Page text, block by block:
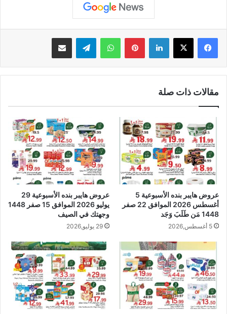
لينكدإن بينتيريستواتساب تيلقرام مشاركة عبر البريد
مقالات ذات صلة
عروض هايبر بنده الأسبوعية 5
أغسطس 2026 الموافق 22 صفر
1448 مَن طَلَبَ وَجَد
5 أغسطس,2026
عروض هايبر بنده الأسبوعية 29
يوليو 2026 الموافق 15 صفر 1448
وجهتك في الصيف
29 يوليو,2026